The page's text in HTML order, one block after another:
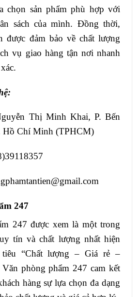
chọn sản phẩm phù hợp với
sách của mình. Đồng thời,
được đảm bảo về chất lượng
vụ giao hàng tận nơi nhanh
Thị Minh Khai, P. Bến
Hồ Chí Minh (TPHCM)
247
247 được xem là một trong
tín và chất lượng nhất hiện
“Chất lượng – Giá rẻ –
phòng phẩm 247 cam kết
hàng sự lựa chọn đa dạng